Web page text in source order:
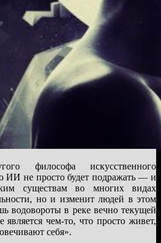
философа искусственного
ИИ не просто будет подражать — и
существам во многих видах
но и изменит людей в этом
водовороты в реке вечно текущей
чем-то, что просто живет,
себя».